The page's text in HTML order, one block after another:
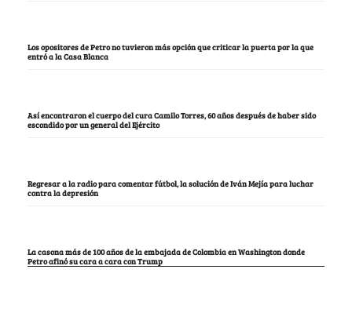
Los opositores de Petro no tuvieron más opción que criticar la puerta por la que
entró a la Casa Blanca
Así encontraron el cuerpo del cura Camilo Torres, 60 años después de haber sido
escondido por un general del Ejército
Regresar a la radio para comentar fútbol, la solución de Iván Mejía para luchar
contra la depresión
La casona más de 100 años de la embajada de Colombia en Washington donde
Petro afinó su cara a cara con Trump